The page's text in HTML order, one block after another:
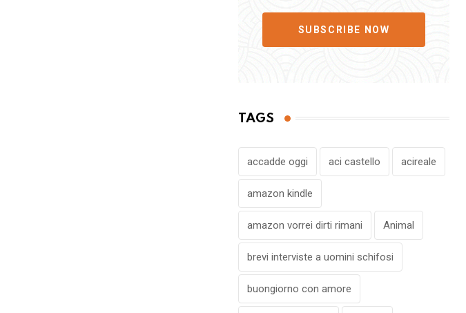
SUBSCRIBE NOW
TAGS
accadde oggi aci castello acireale
amazon kindle
amazon vorrei dirti rimani Animal
brevi interviste a uomini schifosi
buongiorno con amore